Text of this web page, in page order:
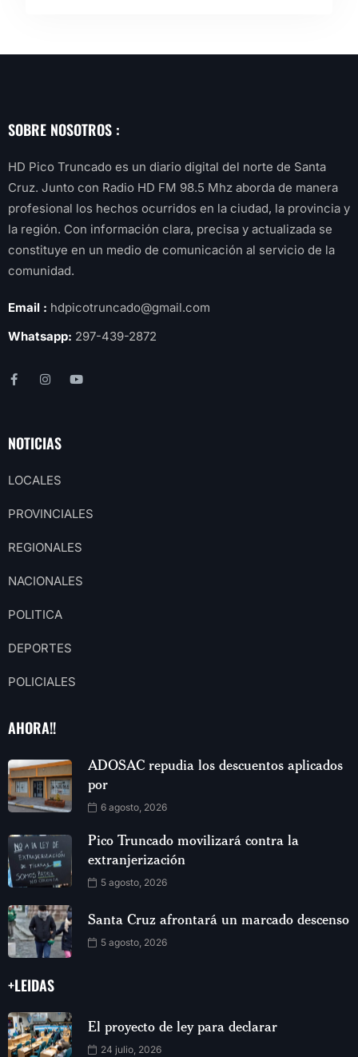
SOBRE NOSOTROS :
HD Pico Truncado es un diario digital del norte de Santa
Cruz. Junto con Radio HD FM 98.5 Mhz aborda de manera
profesional los hechos ocurridos en la ciudad, la provincia y
la región. Con información clara, precisa y actualizada se
constituye en un medio de comunicación al servicio de la
comunidad.
Email : hdpicotruncado@gmail.com
Whatsapp: 297-439-2872
NOTICIAS
LOCALES
PROVINCIALES
REGIONALES
NACIONALES
POLITICA
DEPORTES
POLICIALES
AHORA!!
ADOSAC repudia los descuentos aplicados
por
6 agosto, 2026
Pico Truncado movilizará contra la
extranjerización
5 agosto, 2026
Santa Cruz afrontará un marcado descenso
5 agosto, 2026
+LEIDAS
El proyecto de ley para declarar
24 julio, 2026